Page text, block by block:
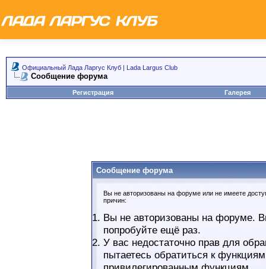
Официальный Лада Ларгус Клуб | Lada Largus Club
Сообщение форума
Регистрация Галерея
Сообщение форума
Вы не авторизованы на форуме или не имеете
причин:
Вы не авторизованы на форуме.
попробуйте ещё раз.
У вас недостаточно прав для
пытаетесь обратиться к